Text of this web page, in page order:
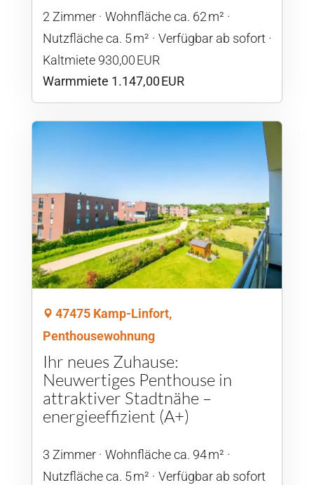
2 Zimmer
Wohnfläche ca. 62 m²
Nutzfläche ca. 5 m²
Verfügbar ab sofort
Kaltmiete 930,00 EUR
Warmmiete 1.147,00 EUR
47475 Kamp-Linfort,
Penthousewohnung
Ihr neues Zuhause:
Neuwertiges Penthouse in
attraktiver Stadtnähe –
energieeffizient (A+)
3 Zimmer
Wohnfläche ca. 94 m²
Nutzfläche ca. 5 m²
Verfügbar ab sofort